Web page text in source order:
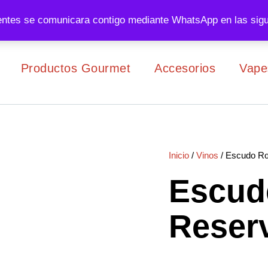
se comunicara contigo mediante WhatsApp en las
Productos Gourmet Accesorios
Inicio / Vinos / Escudo